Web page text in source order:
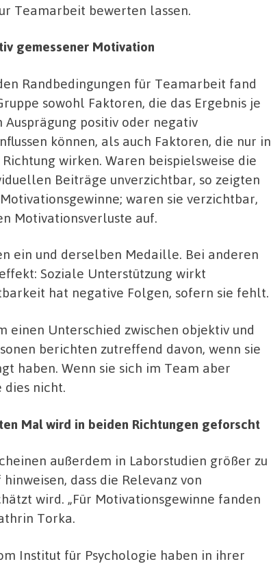
Teamarbeit bewerten lassen.
gemessener Motivation
Randbedingungen für Teamarbeit fand
sowohl Faktoren, die das Ergebnis je
Ausprägung positiv oder negativ
können, als auch Faktoren, die nur in
wirken. Waren beispielsweise die
Beiträge unverzichtbar, so zeigten
waren sie verzichtbar,
Motivationsverluste auf.
ein und derselben Medaille. Bei anderen
Soziale Unterstützung wirkt
hat negative Folgen, sofern sie fehlt.
einen Unterschied zwischen objektiv und
berichten zutreffend davon, wenn sie
haben. Wenn sie sich im Team aber
nicht.
Mal wird in beiden Richtungen geforscht
außerdem in Laborstudien größer zu
dass die Relevanz von
wird. „Für Motivationsgewinne fanden
Torka.
Institut für Psychologie haben in ihrer